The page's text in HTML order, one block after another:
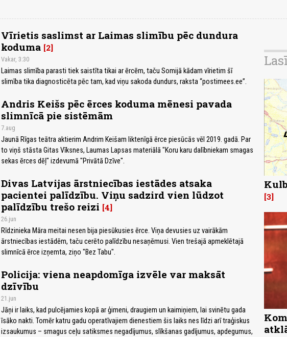
Vīrietis saslimst ar Laimas slimību pēc dundura
koduma 2
Vakar, 3:30
Laimas slimība parasti tiek saistīta tikai ar ērcēm, taču Somijā kādam vīrietim šī
slimība tika diagnosticēta pēc tam, kad viņu sakoda dundurs, raksta “postimees.ee”.
Andris Keišs pēc ērces koduma mēnesi pavada
slimnīcā pie sistēmām
7.aug
Jaunā Rīgas teātra aktierim Andrim Keišam liktenīgā ērce piesūcās vēl 2019. gadā. Par
to viņš stāsta Gitas Vīksnes, Laumas Lapsas materiālā "Koru karu dalībniekam smagas
sekas ērces dēļ" izdevumā "Privātā Dzīve".
Divas Latvijas ārstniecības iestādes atsaka
pacientei palīdzību. Viņu sadzird vien lūdzot
palīdzību trešo reizi 4
26.jun
Rīdzinieka Māra meitai nesen bija piesūkusies ērce. Viņa devusies uz vairākām
ārstniecības iestādēm, taču cerēto palīdzību nesaņēmusi. Vien trešajā apmeklētajā
slimnīcā ērce izņemta, ziņo "Bez Tabu".
Policija: viena neapdomīga izvēle var maksāt
dzīvību
21.jun
Jāņi ir laiks, kad pulcējamies kopā ar ģimeni, draugiem un kaimiņiem, lai svinētu gada
īsāko nakti. Tomēr katru gadu operatīvajiem dienestiem šis laiks nes līdzi arī traģiskus
izsaukumus – smagus ceļu satiksmes negadījumus, slīkšanas gadījumus, apdegumus,
3